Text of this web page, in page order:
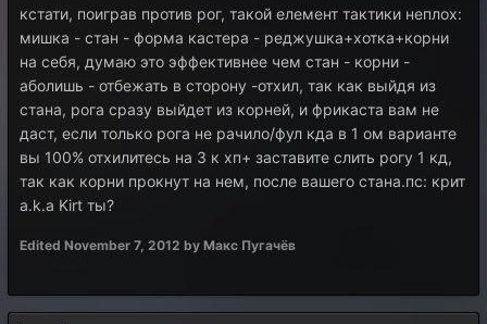
кстати, поиграв против рог, такой елемент тактики неплох:
мишка - стан - форма кастера - реджушка+хотка+корни
на себя, думаю это эффективнее чем стан - корни -
аболишь - отбежать в сторону -отхил, так как выйдя из
стана, рога сразу выйдет из корней, и фрикаста вам не
даст, если только рога не рачило/фул кда в 1 ом варианте
вы 100% отхилитесь на 3 к хп+ заставите слить рогу 1 кд,
так как корни прокнут на нем, после вашего стана.пс: крит
a.k.a Kirt ты?
Edited November 7, 2012 by Макс Пугачёв